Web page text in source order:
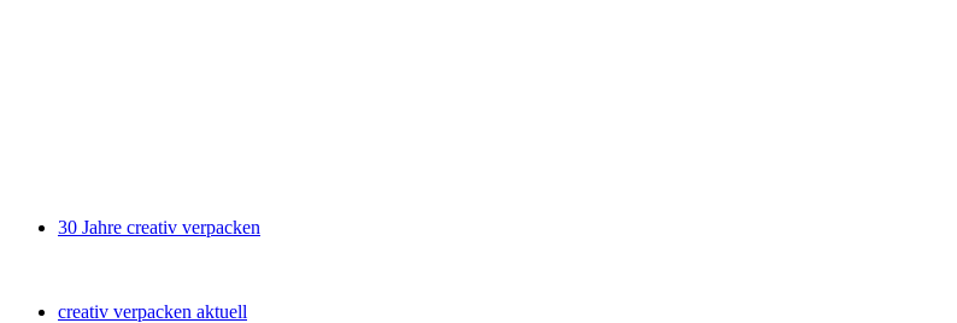
30 Jahre creativ verpacken
creativ verpacken aktuell